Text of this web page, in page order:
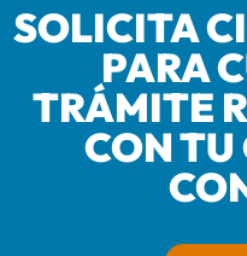
SOLICITA
PARA
TRÁMITE
CON TU